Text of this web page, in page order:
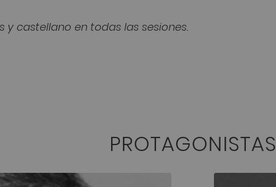
y castellano en todas las sesiones.
PROTAGONISTAS